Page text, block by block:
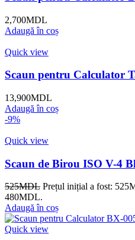
2,700MDL
Adaugă în coș
Quick view
Scaun pentru Calculator
13,900MDL
Adaugă în coș
-9%
Quick view
Scaun de Birou ISO V-4
525MDL Prețul inițial a fost:
480MDL.
Adaugă în coș
Quick view